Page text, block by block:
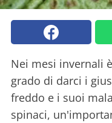
Nei mesi invernali
grado di darci i
freddo e i suoi
spinaci,